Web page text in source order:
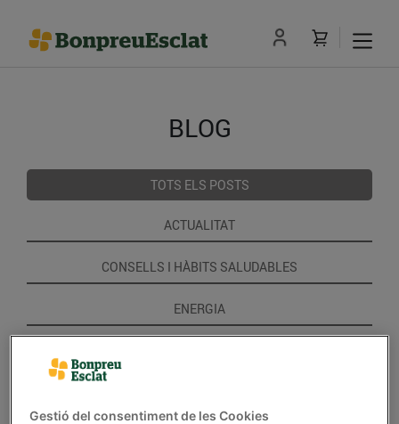
BLOG
TOTS ELS POSTS
ACTUALITAT
CONSELLS I HÀBITS SALUDABLES
ENERGIA
Gestió del consentiment de les Cookies